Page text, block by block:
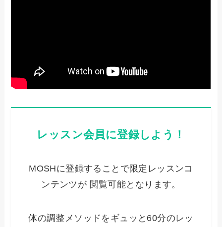
レッスン会員に登録しよう！
MOSHに登録することで限定レッスンコ
ンテンツが 閲覧可能となります。
体の調整メソッドをギュッと60分のレッ